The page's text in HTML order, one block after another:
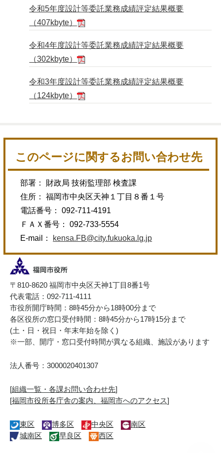
令和5年度設計等委託業務成績評定結果概要
（407kbyte）
令和4年度設計等委託業務成績評定結果概要
（302kbyte）
令和3年度設計等委託業務成績評定結果概要
（124kbyte）
このページに関するお問い合わせ先
部署： 財政局 技術監理部 検査課
住所： 福岡市中央区天神１丁目８番１号
電話番号： 092-711-4191
ＦＡＸ番号： 092-733-5554
E-mail：
kensa.FB@city.fukuoka.lg.jp
〒810-8620 福岡市中央区天神1丁目8番1号
代表電話：092-711-4111
市役所開庁時間：8時45分から18時00分まで
各区役所の窓口受付時間：8時45分から17時15分まで
(土・日・祝日・年末年始を除く)
※一部、開庁・窓口受付時間が異なる組織、施設があります
法人番号：3000020401307
[組織一覧・各課お問い合わせ先]
[福岡市役所各庁舎の案内、福岡市へのアクセス]
東区 博多区 中央区
南区
城南区
早良区 西区